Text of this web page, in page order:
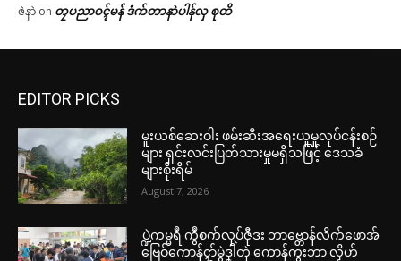
ဇဲနာဲ on တၠပညာဝၚ်မန် ဒံက်တာနာဲပါန်လှ စုတိ
EDITOR PICKS
မူးယစ်ဆေးဝါး ဖမ်းဆီးအရေးယူမှုလုပ်ငန်းစဉ်
များ ရှင်းလင်းပြတ်သားမှုမရှိသဖြင့် ဒေသခံ
များစိုးရိမ်
August 7, 2026
ပ္ဍဲကမ္မရဳ ကွဳစက်လုပ်ဇီုဒး ဘာဗ္တောန်လိက်ဖောအ်
ဗြေဝ်ကောန်ၚာ်မွဲဒၞါဲတုဲ ကောန်ကွးဘာ လၟိဟ်